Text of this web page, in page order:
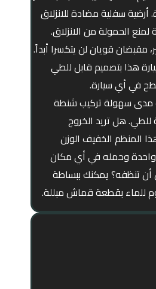
سفلية مضادة للانزلاق
الحمولة من الانزلاق.
مقبضان قويان لن يتكسرا أبداً.
هذا بتصميم قابل للطي
في أي سيارة.
مدى سهولة تركيب شنطة
للطي. هل تريد الخروج
المنظم الخفيف الوزن
وحمله في أي مكان
أن تنظفه؟ يمكنك ببساطة
للماء بقطعة قماش مبللة.